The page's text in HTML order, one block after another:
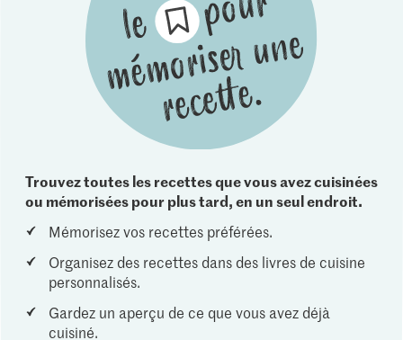
Trouvez toutes les recettes que vous avez cuisinées
ou mémorisées pour plus tard, en un seul endroit.
Mémorisez vos recettes préférées.
Organisez des recettes dans des livres de cuisine
personnalisés.
Gardez un aperçu de ce que vous avez déjà
cuisiné.